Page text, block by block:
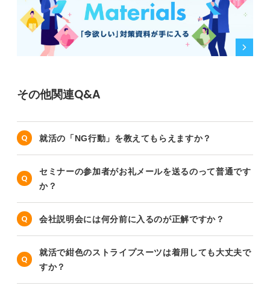
その他関連Q&A
就活の「NG行動」を教えてもらえますか？
セミナーの参加者がお礼メールを送るのって普通です
か？
会社説明会には何分前に入るのが正解ですか？
就活で紺色のストライプスーツは着用しても大丈夫で
すか？